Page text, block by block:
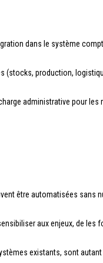
dans le système
(stocks, production,
administrative pour les
être automatisées sans
aux enjeux, de les
existants, sont